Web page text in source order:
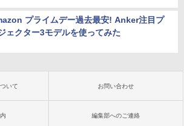
プライムデー過去最安! Anker注目プ
ェクター3モデルを使ってみた
いて お問い合わせ
編集部へのご連絡